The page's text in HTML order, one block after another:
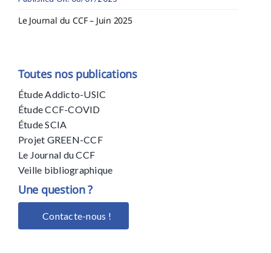
Le Journal du CCF – Juin 2025
Toutes nos publications
Étude Addicto-USIC
Étude CCF-COVID
Étude SCIA
Projet GREEN-CCF
Le Journal du CCF
Veille bibliographique
Une question ?
Contacte-nous !